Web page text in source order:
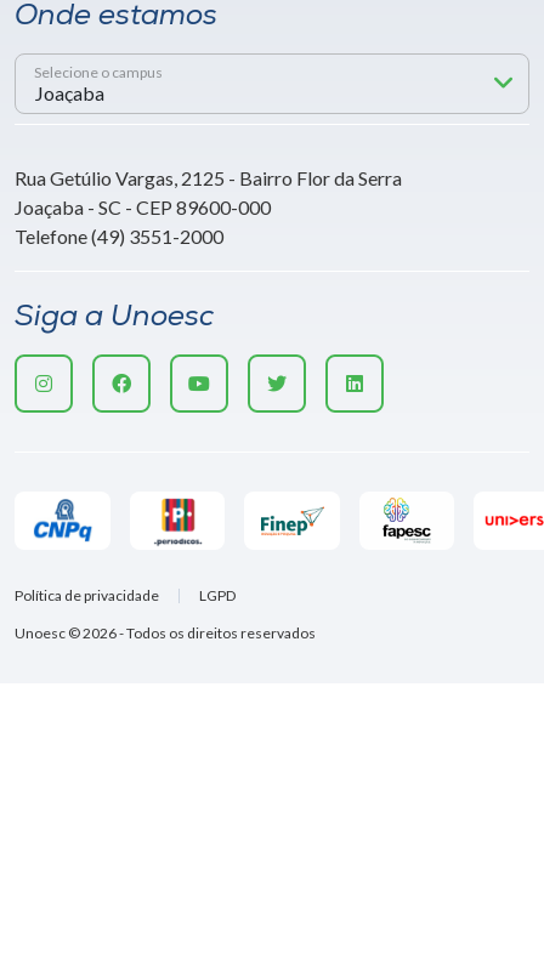
Onde estamos
Selecione o campus
Rua Getúlio Vargas, 2125 - Bairro Flor da Serra
Joaçaba - SC - CEP 89600-000
Telefone (49) 3551-2000
Siga a Unoesc
Unoesc © 2026 - Todos os direitos reservados
Política de privacidade LGPD